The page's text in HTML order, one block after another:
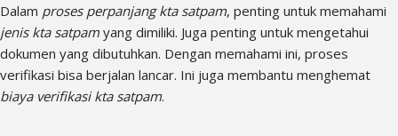
Dalam proses perpanjang kta satpam, penting untuk memahami
jenis kta satpam yang dimiliki. Juga penting untuk mengetahui
dokumen yang dibutuhkan. Dengan memahami ini, proses
verifikasi bisa berjalan lancar. Ini juga membantu menghemat
biaya verifikasi kta satpam.